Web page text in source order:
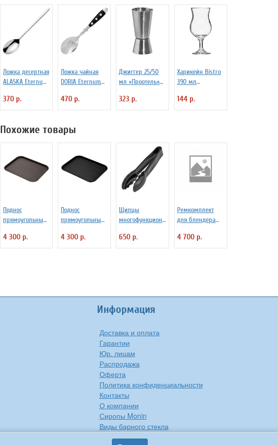
Ложка десертная
ALASKA Eternum
370 р.
Ложка чайная
DORIA Eternum
470 р.
Джиггер 25/50
мл «Проотель»
H=90 мм B=40
мм ProHotel
323 р.
Харикейн Bistro
390 мл
1150311
144 р.
Похожие товары
Поднос
прямоугольный
35х45 см
коричневый
4 300 р.
Поднос
прямоугольный
35х45 см
черный CAMBRO
4 300 р.
Щипцы
многофункциона
CAMBRO 4140419
650 р.
Ремкомплект
для блендера
VITAMIX 7011925
4 700 р.
Информация
Доставка и оплата
Гарантии
Юр. лицам
Распродажа
Оферта
Политика конфиденциальности
Контакты
О компании
Сиропы Monin
Виды барного стекла
Рецепты вкусной еды